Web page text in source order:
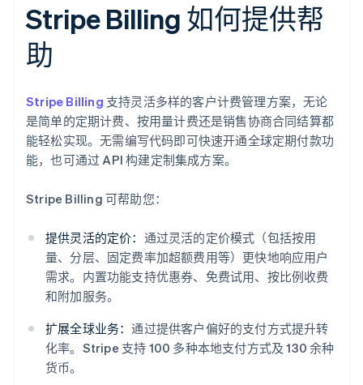
Stripe Billing 如何提供帮
助
Stripe Billing 支持灵活多样的客户计费管理方案，无论
是简单的定期计费、按用量计费还是销售协商合同结算都
能轻松实现。无需编写代码即可快速开通全球定期付款功
能，也可通过 API 构建定制集成方案。
Stripe Billing 可帮助您：
提供灵活的定价： 通过灵活的定价模式（包括按用
量、分层、固定费率加超额费用等）更快地响应用户
需求。内置功能支持优惠券、免费试用、按比例收费
和附加服务。
扩展全球业务：通过提供客户偏好的支付方式提升转
化率。Stripe 支持 100 多种本地支付方式及 130 余种
货币。